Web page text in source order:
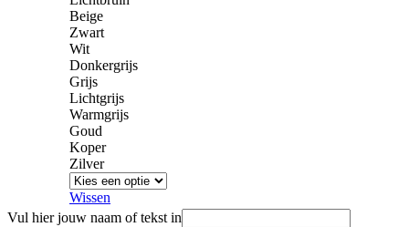
Beige
Zwart
Wit
Donkergrijs
Grijs
Lichtgrijs
Warmgrijs
Goud
Koper
Zilver
Wissen
Vul hier jouw naam of tekst in